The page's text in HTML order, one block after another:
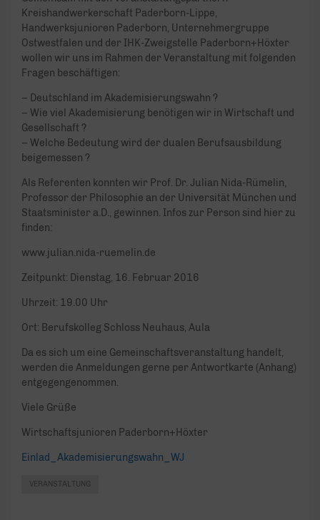
Kreishandwerkerschaft Paderborn-Lippe,
Handwerksjunioren Paderborn, Unternehmergruppe
Ostwestfalen und der IHK-Zweigstelle Paderborn+Höxter
wollen wir uns im Rahmen der Veranstaltung mit folgenden
Fragen beschäftigen:
– Deutschland im Akademisierungswahn ?
– Wie viel Akademisierung benötigen wir in Wirtschaft und
Gesellschaft ?
– Welche Bedeutung wird der dualen Berufsausbildung
beigemessen ?
Als Referenten konnten wir Prof. Dr. Julian Nida-Rümelin,
Professor der Philosophie an der Universität München und
Staatsminister a.D., gewinnen. Infos zur Person sind hier zu
finden:
www.julian.nida-ruemelin.de
Zeitpunkt: Dienstag, 16. Februar 2016
Uhrzeit: 19.00 Uhr
Ort: Berufskolleg Schloss Neuhaus, Aula
Da es sich um eine Gemeinschaftsveranstaltung handelt,
werden die Anmeldungen gerne per Antwortkarte (Anhang)
entgegengenommen.
Viele Grüße
Wirtschaftsjunioren Paderborn+Höxter
Einlad_Akademisierungswahn_WJ
VERANSTALTUNG